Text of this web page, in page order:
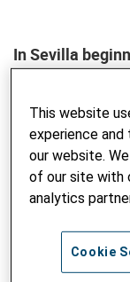
In Sevilla
Am
ganzen Welt
bereits fest
Immerhin
This website
experience
our website.
of our site with
analytics
Cookie